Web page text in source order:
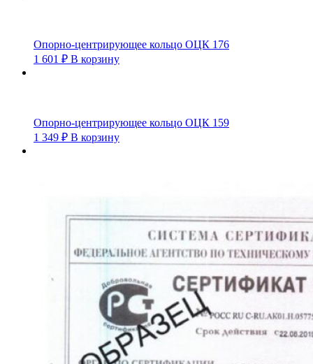
Опорно-центрирующее кольцо ОЦК 176
1 601 ₽ В корзину
Опорно-центрирующее кольцо ОЦК 159
1 349 ₽ В корзину